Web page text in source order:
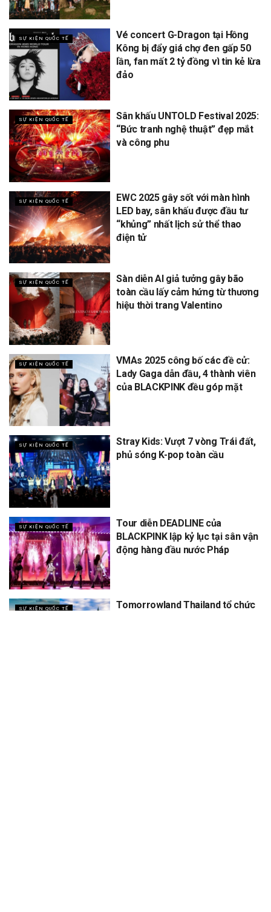
SỰ KIỆN QUỐC TẾ
Vé concert G-Dragon tại Hồng
Kông bị đẩy giá chợ đen gấp 50
lần, fan mất 2 tỷ đồng vì tin kẻ lừa
đảo
SỰ KIỆN QUỐC TẾ
Sân khấu UNTOLD Festival 2025:
“Bức tranh nghệ thuật” đẹp mắt
và công phu
SỰ KIỆN QUỐC TẾ
EWC 2025 gây sốt với màn hình
LED bay, sân khấu được đầu tư
“khủng” nhất lịch sử thể thao
điện tử
SỰ KIỆN QUỐC TẾ
Sàn diễn AI giả tưởng gây bão
toàn cầu lấy cảm hứng từ thương
hiệu thời trang Valentino
SỰ KIỆN QUỐC TẾ
VMAs 2025 công bố các đề cử:
Lady Gaga dẫn đầu, 4 thành viên
của BLACKPINK đều góp mặt
SỰ KIỆN QUỐC TẾ
Stray Kids: Vượt 7 vòng Trái đất,
phủ sóng K-pop toàn cầu
SỰ KIỆN QUỐC TẾ
Tour diễn DEADLINE của
BLACKPINK lập kỷ lục tại sân vận
động hàng đầu nước Pháp
SỰ KIỆN QUỐC TẾ
Tomorrowland Thailand tổ chức